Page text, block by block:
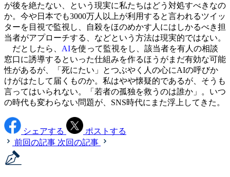
が後を絶たない、という現実に私たちはどう対処すべきなの
か。今や日本でも3000万人以上が利用すると言われるツイッ
ターを目視で監視し、自殺をほのめかす人にはしかるべき担
当者がアプローチする、などという方法は現実的ではない。
だとしたら、 AIを使って監視をし、該当者を有人の相談
窓口に誘導するといった仕組みを作るほうがまだ有効な可能
性があるが、「死にたい」とつぶやく人の心にAIの呼びか
けがはたして届くものか。私はやや懐疑的であるが、そうも
言ってはいられない。「若者の孤独を救うのは誰か」。いつ
の時代も変わらない問題が、SNS時代にまた浮上してきた。
シェアする
ポストする
前回の記事 次回の記事